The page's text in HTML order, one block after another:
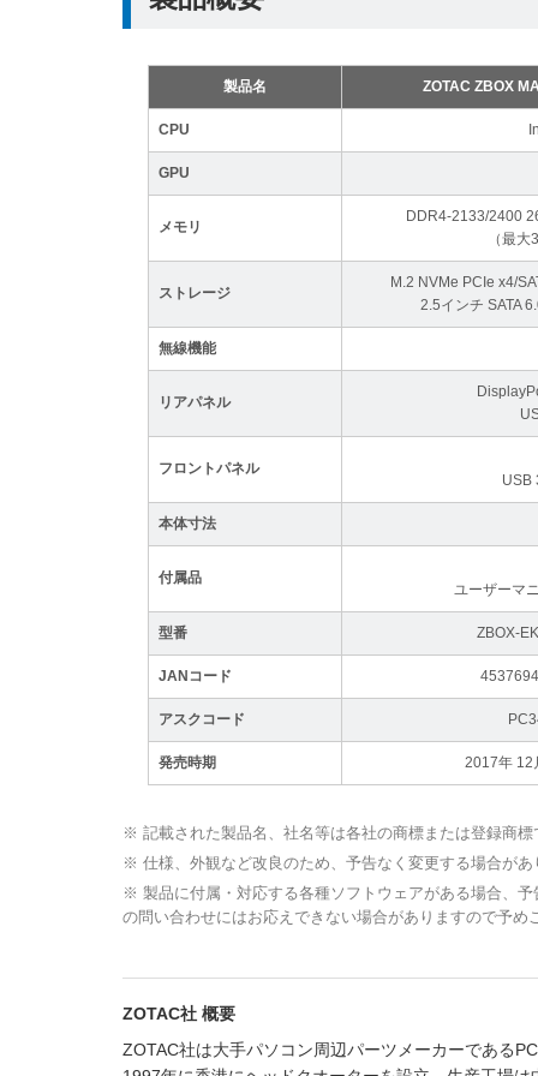
製品名 ZOTAC ZBOX
CPU
GPU
メモリ
DDR4-2133/2400
（最
ストレージ
M.2 NVMe PCIe x4/
2.5インチ SATA
無線機能
リアパネル
フロントパネル
USB
本体寸法
付属品
ユーザーマ
型番 ZBOX-
JANコード
アスクコード
発売時期 2017年 12
※ 記載された製品名、社名等は各社の商標または登録商標
※ 仕様、外観など改良のため、予告なく変更する場合があ
※ 製品に付属・対応する各種ソフトウェアがある場合、
の問い合わせにはお応えできない場合がありますので予め
ZOTAC社 概要
ZOTAC社は大手パソコン周辺パーツメーカーである